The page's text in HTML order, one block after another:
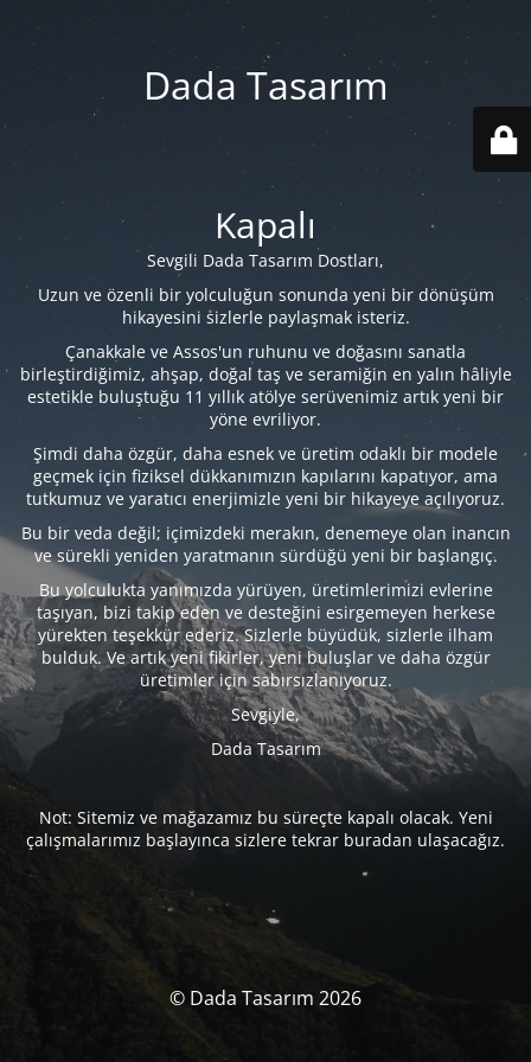
Dada Tasarım
Kapalı
Sevgili Dada Tasarım Dostları,
Uzun ve özenli bir yolculuğun sonunda yeni bir dönüşüm
hikayesini sizlerle paylaşmak isteriz.
Çanakkale ve Assos'un ruhunu ve doğasını sanatla
birleştirdiğimiz, ahşap, doğal taş ve seramiğin en yalın hâliyle
estetikle buluştuğu 11 yıllık atölye serüvenimiz artık yeni bir
yöne evriliyor.
Şimdi daha özgür, daha esnek ve üretim odaklı bir modele
geçmek için fiziksel dükkanımızın kapılarını kapatıyor, ama
tutkumuz ve yaratıcı enerjimizle yeni bir hikayeye açılıyoruz.
Bu bir veda değil; içimizdeki merakın, denemeye olan inancın
ve sürekli yeniden yaratmanın sürdüğü yeni bir başlangıç.
Bu yolculukta yanımızda yürüyen, üretimlerimizi evlerine
taşıyan, bizi takip eden ve desteğini esirgemeyen herkese
yürekten teşekkür ederiz. Sizlerle büyüdük, sizlerle ilham
bulduk. Ve artık yeni fikirler, yeni buluşlar ve daha özgür
üretimler için sabırsızlanıyoruz.
Sevgiyle,
Dada Tasarım
Not: Sitemiz ve mağazamız bu süreçte kapalı olacak. Yeni
çalışmalarımız başlayınca sizlere tekrar buradan ulaşacağız.
© Dada Tasarım 2026